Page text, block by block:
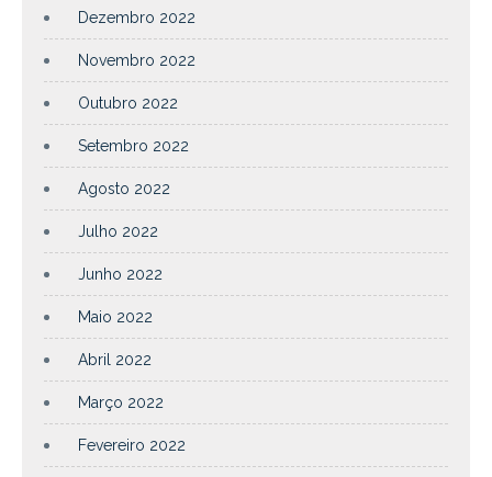
Dezembro 2022
Novembro 2022
Outubro 2022
Setembro 2022
Agosto 2022
Julho 2022
Junho 2022
Maio 2022
Abril 2022
Março 2022
Fevereiro 2022